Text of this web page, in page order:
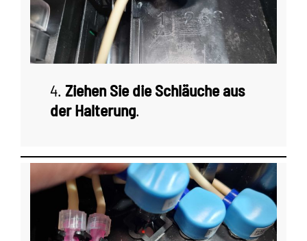
4. Ziehen Sie die Schläuche aus
der Halterung.